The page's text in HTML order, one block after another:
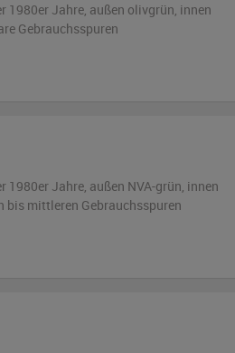
1980er Jahre, außen olivgrün, innen
Gebrauchsspuren
1980er Jahre, außen NVA-grün, innen
bis mittleren Gebrauchsspuren